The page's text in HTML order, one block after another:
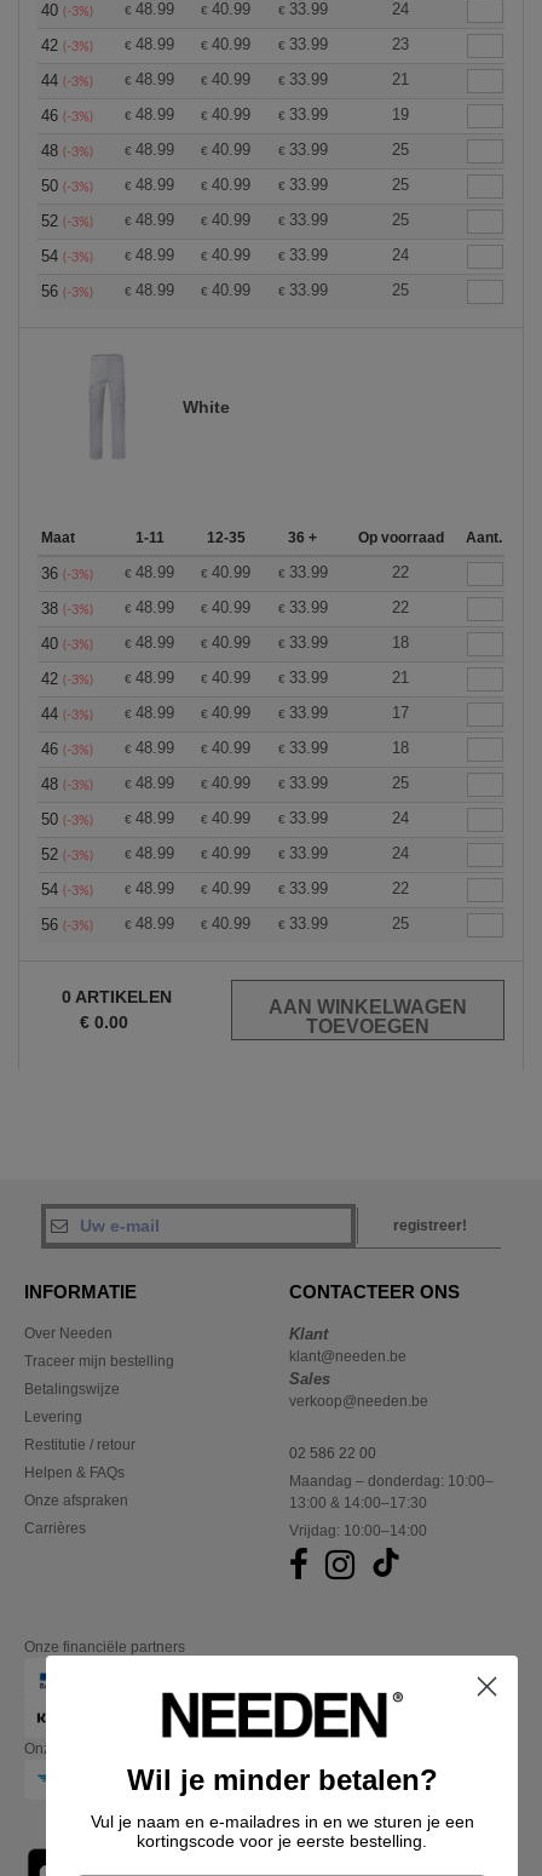
40 (-3%) € 48.99 € 40.99 € 33.99
24
42 (-3%) € 48.99 € 40.99 € 33.99
23
44 (-3%) € 48.99 € 40.99 € 33.99
21
46 (-3%) € 48.99 € 40.99 € 33.99
19
48 (-3%) € 48.99 € 40.99 € 33.99
25
50 (-3%) € 48.99 € 40.99 € 33.99
25
52 (-3%) € 48.99 € 40.99 € 33.99
25
54 (-3%) € 48.99 € 40.99 € 33.99
24
56 (-3%) € 48.99 € 40.99 € 33.99 25
White
Maat 1-11 12-35 36 + Op voorraad Aant.
36 (-3%) € 48.99 € 40.99 € 33.99
22
38 (-3%) € 48.99 € 40.99 € 33.99
22
40 (-3%) € 48.99 € 40.99 € 33.99
18
42 (-3%) € 48.99 € 40.99 € 33.99
21
44 (-3%) € 48.99 € 40.99 € 33.99
17
46 (-3%) € 48.99 € 40.99 € 33.99
18
48 (-3%) € 48.99 € 40.99 € 33.99
25
50 (-3%) € 48.99 € 40.99 € 33.99
24
52 (-3%) € 48.99 € 40.99 € 33.99
24
54 (-3%) € 48.99 € 40.99 € 33.99
22
56 (-3%) € 48.99 € 40.99 € 33.99 25
0 ARTIKELEN
€ 0.00
registreer!
INFORMATIE
Over Needen
Traceer mijn bestelling
Betalingswijze
Levering
Restitutie / retour
Helpen & FAQs
Onze afspraken
Carrières
CONTACTEER ONS
Klant
klant@needen.be
Sales
verkoop@needen.be
02 586 22 00
Maandag – donderdag: 10:00–
13:00 & 14:00–17:30
Vrijdag: 10:00–14:00
Onze financiële partners
Onze transporteurs
Wil je minder betalen?
Vul je naam en e-mailadres in en we sturen je een
kortingscode voor je eerste bestelling.